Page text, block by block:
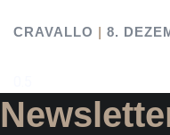
CRAVALLO 8.